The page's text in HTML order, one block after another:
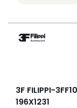
3F FILIPPI-
196X1231